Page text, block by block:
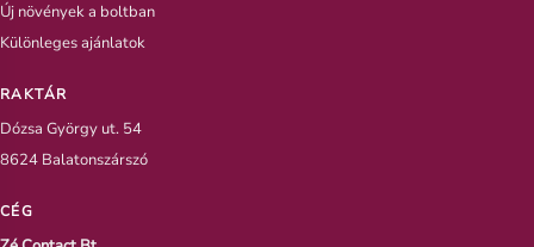
Új növények a boltban
Különleges ajánlatok
RAKTÁR
Dózsa György ut. 54
8624 Balatonszárszó
CÉG